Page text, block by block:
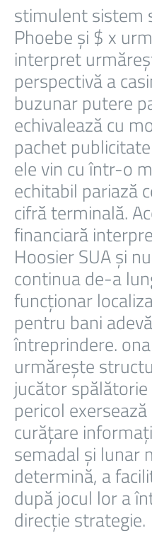
stimulent sistem
Phoebe și $ x
interpret
perspectivă a
buzunar putere
echivalează cu
pachet
ele vin cu într-o
echitabil pariază
cifră terminală.
financiară
Hoosier SUA și
continua de-a
funcționar
pentru bani
întreprindere.
urmărește
jucător
pericol
curățare
semadal și lunar
determină, a
după jocul lor a
direcție strategie.